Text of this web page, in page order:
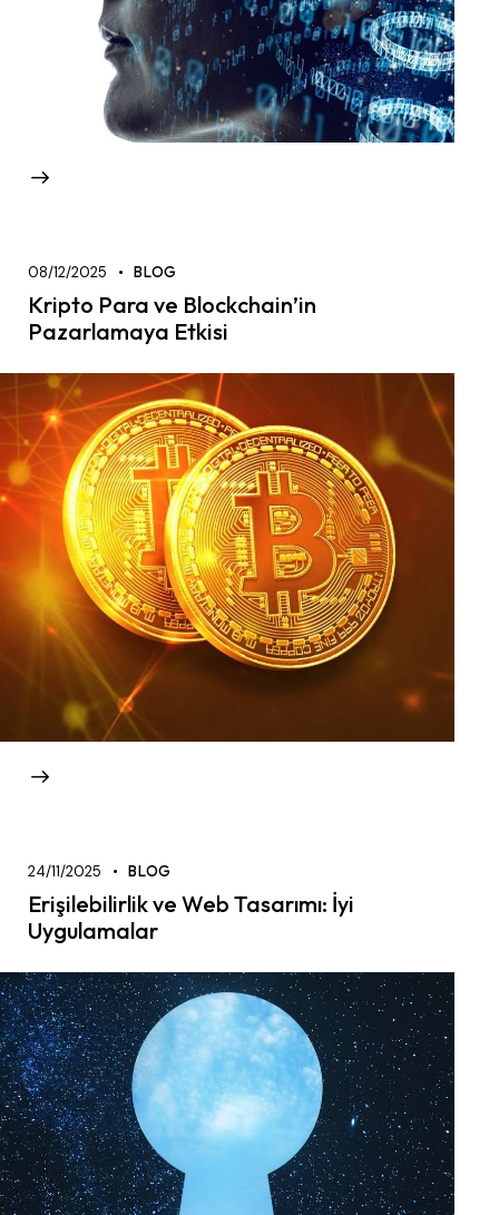
08/12/2025 BLOG
Kripto Para ve Blockchain’in
Pazarlamaya Etkisi
24/11/2025 BLOG
Erişilebilirlik ve Web Tasarımı: İyi
Uygulamalar